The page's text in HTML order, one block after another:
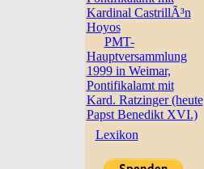
Kardinal CastrillÃ³n
Hoyos
PMT-
Hauptversammlung
1999 in Weimar,
Pontifikalamt mit
Kard. Ratzinger (heute
Papst Benedikt XVI.)
Lexikon